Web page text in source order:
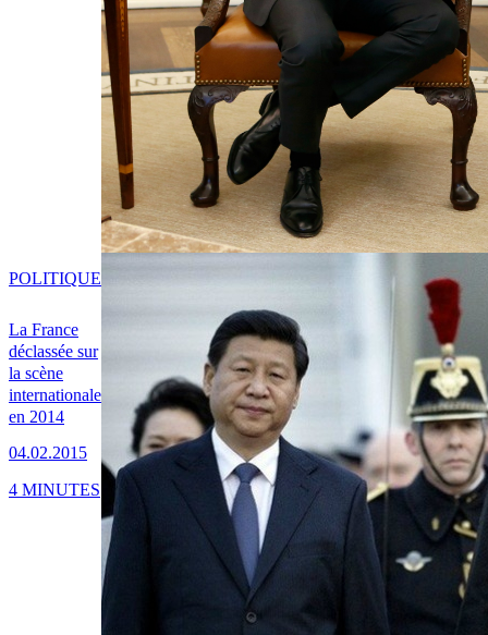
La France
déclassée sur
la scène
internationale
en 2014
04.02.2015
POLITIQUE
4 MINUTES